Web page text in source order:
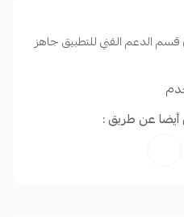
الدعم الفني للتطبيق جاهز
أيضا عن طريق :